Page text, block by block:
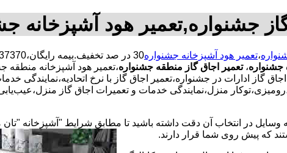
جشنواره,تعمیر هود آشپزخانه
،تعمیر هود آشپزخانه جشنواره
جشنواره، تعمیر اجاق گاز منطقه جشنواره،تعمیر هود آشپزخانه منطقه
گاز ادارات در جشنواره،تعمیر اجاق گاز با نرخ اتحادیه،نمایندگی
منزل،نمایندگی خدمات و تعمیرات اجاق گاز
وسایل در انتخاب آن دقت داشته باشید تا مطابق شرایط "آشپزخانه
که پیش روی شما قرار دارند.